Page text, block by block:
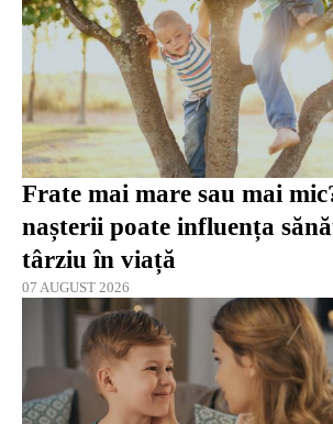
Frate mai mare sau mai
nașterii poate influența
târziu în viață
07 AUGUST 2026